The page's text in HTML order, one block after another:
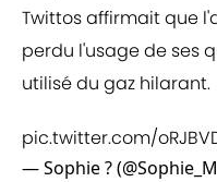
Twittos affirmait que
perdu l'usage de ses
utilisé du gaz hilarant.
pic.twitter.com/
— Sophie ?